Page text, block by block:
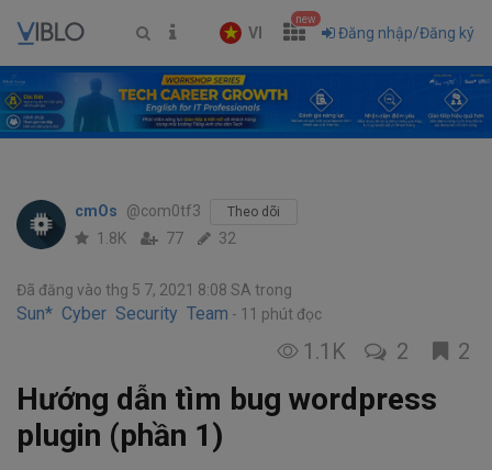
VI
new
Đăng nhập/Đăng ký
cmOs @com0tf3 Theo dõi
1.8K 77 32
Đã đăng vào thg 5 7, 2021 8:08 SA trong
Sun* Cyber Security Team 11 phút đọc
1.1K 2 2
Hướng dẫn tìm bug wordpress
plugin (phần 1)